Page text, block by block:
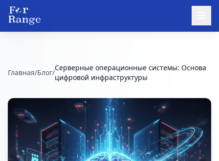
Главная/Блог/
Серверные операционные системы: Основа
цифровой инфраструктуры